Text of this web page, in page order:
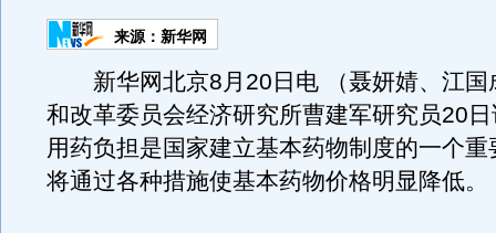
来源： 新华网
新华网北京8月20日电 （聂妍婧、江国
和改革委员会经济研究所曹建军研究员20
用药负担是国家建立基本药物制度的一个
将通过各种措施使基本药物价格明显降低。